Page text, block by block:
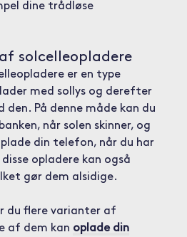
dine trådløse
solcelleopladere
er en type
med sollys og derefter
den. På denne måde kan du
når solen skinner, og
din telefon, når du har
opladere kan også
gør dem alsidige.
du flere varianter af
af dem kan oplade din